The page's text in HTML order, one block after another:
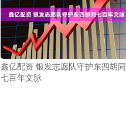
鑫亿配资 银发志愿队守护东四胡同
七百年文脉